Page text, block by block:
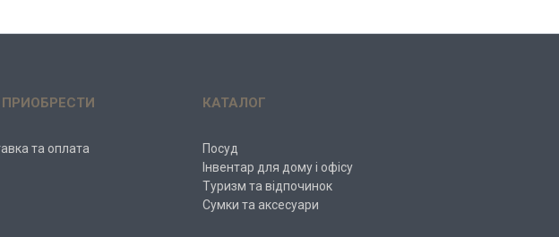
ПРИОБРЕСТИ
та оплата
КАТАЛОГ
Посуд
Інвентар для дому і офісу
Туризм та відпочинок
Сумки та аксесуари